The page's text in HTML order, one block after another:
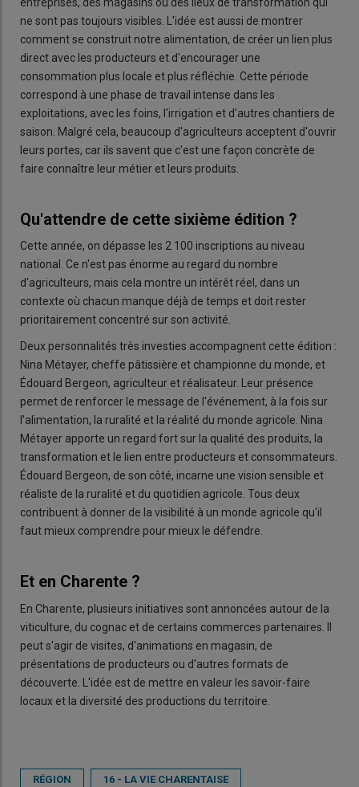
ne sont pas toujours visibles. L'idée est aussi de montrer
comment se construit notre alimentation, de créer un lien plus
direct avec les producteurs et d'encourager une
consommation plus locale et plus réfléchie. Cette période
correspond à une phase de travail intense dans les
exploitations, avec les foins, l'irrigation et d'autres chantiers de
saison. Malgré cela, beaucoup d'agriculteurs acceptent d'ouvrir
leurs portes, car ils savent que c'est une façon concrète de
faire connaître leur métier et leurs produits.
Qu'attendre de cette sixième édition ?
Cette année, on dépasse les 2 100 inscriptions au niveau
national. Ce n'est pas énorme au regard du nombre
d'agriculteurs, mais cela montre un intérêt réel, dans un
contexte où chacun manque déjà de temps et doit rester
prioritairement concentré sur son activité.
Deux personnalités très investies accompagnent cette édition :
Nina Métayer, cheffe pâtissière et championne du monde, et
Édouard Bergeon, agriculteur et réalisateur. Leur présence
permet de renforcer le message de l'événement, à la fois sur
l'alimentation, la ruralité et la réalité du monde agricole. Nina
Métayer apporte un regard fort sur la qualité des produits, la
transformation et le lien entre producteurs et consommateurs.
Édouard Bergeon, de son côté, incarne une vision sensible et
réaliste de la ruralité et du quotidien agricole. Tous deux
contribuent à donner de la visibilité à un monde agricole qu'il
faut mieux comprendre pour mieux le défendre.
Et en Charente ?
En Charente, plusieurs initiatives sont annoncées autour de la
viticulture, du cognac et de certains commerces partenaires. Il
peut s'agir de visites, d'animations en magasin, de
présentations de producteurs ou d'autres formats de
découverte. L'idée est de mettre en valeur les savoir-faire
locaux et la diversité des productions du territoire.
RÉGION 16 - LA VIE CHARENTAISE